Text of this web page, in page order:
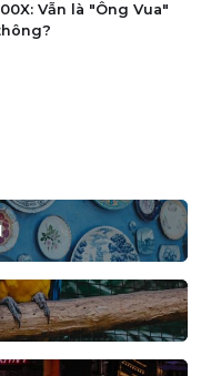
Vẫn là "Ông Vua"